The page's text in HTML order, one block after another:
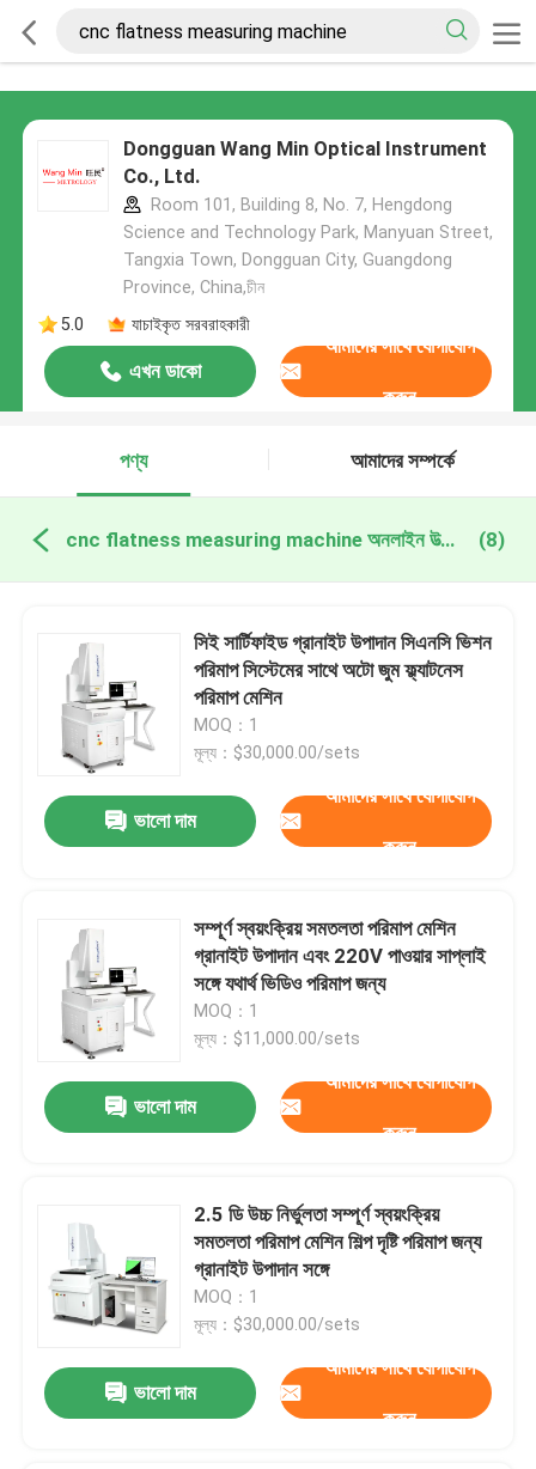
Dongguan Wang Min Optical Instrument
Co., Ltd.
Room 101, Building 8, No. 7, Hengdong
Science and Technology Park, Manyuan Street,
Tangxia Town, Dongguan City, Guangdong
Province, China,চীন
5.0
যাচাইকৃত সরবরাহকারী
এখন ডাকো
আমাদের সাথে যোগাযোগ
করুন
পণ্য আমাদের সম্পর্কে
cnc flatness measuring machine অনলাইন উত্পাদন (8)
সিই সার্টিফাইড গ্রানাইট উপাদান সিএনসি ভিশন
পরিমাপ সিস্টেমের সাথে অটো জুম ফ্ল্যাটনেস
পরিমাপ মেশিন
MOQ：1
মূল্য：$30,000.00/sets
ভালো দাম
আমাদের সাথে যোগাযোগ
করুন
সম্পূর্ণ স্বয়ংক্রিয় সমতলতা পরিমাপ মেশিন
গ্রানাইট উপাদান এবং 220V পাওয়ার সাপ্লাই
সঙ্গে যথার্থ ভিডিও পরিমাপ জন্য
MOQ：1
মূল্য：$11,000.00/sets
ভালো দাম
আমাদের সাথে যোগাযোগ
করুন
2.5 ডি উচ্চ নির্ভুলতা সম্পূর্ণ স্বয়ংক্রিয়
সমতলতা পরিমাপ মেশিন শিল্প দৃষ্টি পরিমাপ জন্য
গ্রানাইট উপাদান সঙ্গে
MOQ：1
মূল্য：$30,000.00/sets
ভালো দাম
আমাদের সাথে যোগাযোগ
করুন